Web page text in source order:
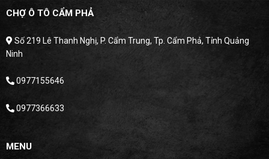
CHỢ Ô TÔ CẨM PHẢ
Số 219 Lê Thanh Nghị, P. Cẩm Trung, Tp. Cẩm Phả, Tỉnh Quảng
Ninh
0977155646
0977366633
MENU